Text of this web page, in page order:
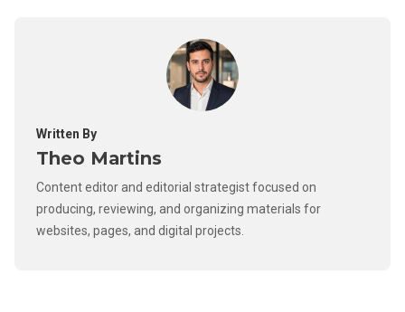
Written By
Theo Martins
Content editor and editorial strategist focused on
producing, reviewing, and organizing materials for
websites, pages, and digital projects.